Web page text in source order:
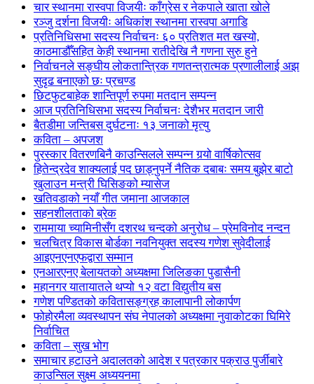
चार स्थानमा रास्वपा विजयीः काँग्रेस र नेकपाले खाता खोले
रञ्जु दर्शना विजयीः अधिकांश स्थानमा रास्वपा अगाडि
प्रतिनिधिसभा सदस्य निर्वाचनः ६० प्रतिशत मत खस्यो,
काठमाडौँसहित केही स्थानमा रातीदेखि नै गणना सुरु हुने
निर्वाचनले सङ्घीय लोकतान्त्रिक गणतन्त्रात्मक प्रणालीलाई अझ
सुदृढ बनाएको छः प्रचण्ड
छिटफुटबाहेक शान्तिपूर्ण रुपमा मतदान सम्पन्न
आज प्रतिनिधिसभा सदस्य निर्वाचनः देशैभर मतदान जारी
बैतडीमा जन्तिबस दुर्घटनाः १३ जनाको मृत्यु
कविता – अपजश
पुरस्कार वितरणबिनै काउन्सिलले सम्पन्न गर्‍यो वार्षिकोत्सव
हितेन्द्रदेव शाक्यलाई पद छाड्नुपर्ने नैतिक दबाबः समय बुझेर बाटो
खुलाउन मन्त्री घिसिङको म्यासेज
खतिवडाको नयाँ गीत जमाना आजकाल
सहनशीलताको ब्रेक
राममाया च्यामिनीसँग दशरथ चन्दको अनुरोध – प्रेमविनोद नन्दन
चलचित्र विकास बोर्डका नवनियुक्त सदस्य गणेश सुवेदीलाई
आइएनएनएफद्वारा सम्मान
एनआरएनए बेलायतको अध्यक्षमा जिलिङका पुडासैनी
महानगर यातायातले थप्यो १२ वटा विद्युतीय बस
गणेश पण्डितको कवितासङ्ग्रह कालापानी लोकार्पण
फोहोरमैला व्यवस्थापन संघ नेपालको अध्यक्षमा नुवाकोटका घिमिरे
निर्वाचित
कविता – सुख भोग
समाचार हटाउने अदालतको आदेश र पत्रकार पक्राउ पुर्जीबारे
काउन्सिल सुक्ष्म अध्ययनमा